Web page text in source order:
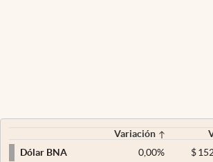
Variación
Dólar BNA
0,00% $